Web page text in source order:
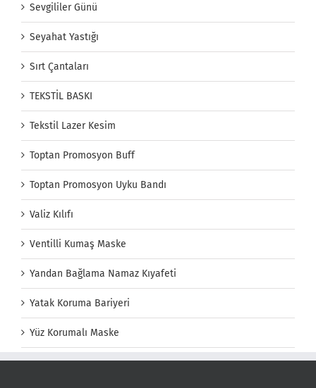
Sevgililer Günü
Seyahat Yastığı
Sırt Çantaları
TEKSTİL BASKI
Tekstil Lazer Kesim
Toptan Promosyon Buff
Toptan Promosyon Uyku Bandı
Valiz Kılıfı
Ventilli Kumaş Maske
Yandan Bağlama Namaz Kıyafeti
Yatak Koruma Bariyeri
Yüz Korumalı Maske